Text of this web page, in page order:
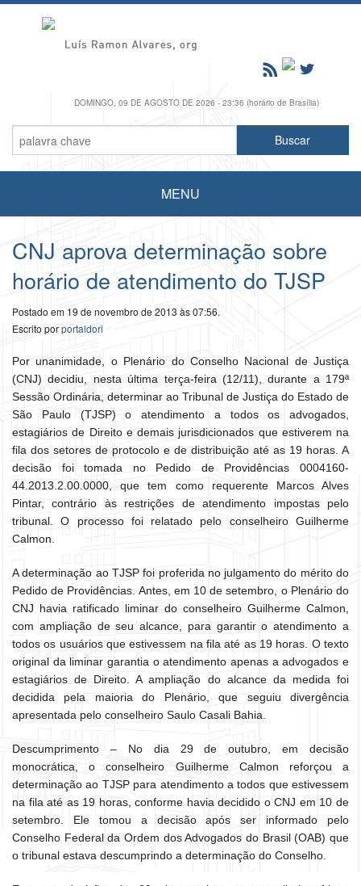
DOMINGO, 09 DE AGOSTO DE 2026 - 23:36 (horário de Brasília)
MENU
CNJ aprova determinação sobre
horário de atendimento do TJSP
Postado em 19 de novembro de 2013 às 07:56.
Escrito porportaldori
Por unanimidade, o Plenário do Conselho Nacional de Justiça
(CNJ) decidiu, nesta última terça-feira (12/11), durante a 179ª
Sessão Ordinária, determinar ao Tribunal de Justiça do Estado de
São Paulo (TJSP) o atendimento a todos os advogados,
estagiários de Direito e demais jurisdicionados que estiverem na
fila dos setores de protocolo e de distribuição até as 19 horas. A
decisão foi tomada no Pedido de Providências 0004160-
44.2013.2.00.0000, que tem como requerente Marcos Alves
Pintar, contrário às restrições de atendimento impostas pelo
tribunal. O processo foi relatado pelo conselheiro Guilherme
Calmon.
A determinação ao TJSP foi proferida no julgamento do mérito do
Pedido de Providências. Antes, em 10 de setembro, o Plenário do
CNJ havia ratificado liminar do conselheiro Guilherme Calmon,
com ampliação de seu alcance, para garantir o atendimento a
todos os usuários que estivessem na fila até as 19 horas. O texto
original da liminar garantia o atendimento apenas a advogados e
estagiários de Direito. A ampliação do alcance da medida foi
decidida pela maioria do Plenário, que seguiu divergência
apresentada pelo conselheiro Saulo Casali Bahia.
Descumprimento – No dia 29 de outubro, em decisão
monocrática, o conselheiro Guilherme Calmon reforçou a
determinação ao TJSP para atendimento a todos que estivessem
na fila até as 19 horas, conforme havia decidido o CNJ em 10 de
setembro. Ele tomou a decisão após ser informado pelo
Conselho Federal da Ordem dos Advogados do Brasil (OAB) que
o tribunal estava descumprindo a determinação do Conselho.